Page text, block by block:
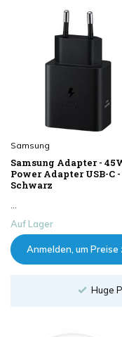
Samsung
Samsung Adapter -
Power Adapter USB-C -
Schwarz
Auf Lager
Anmelden, um Preise
Huge